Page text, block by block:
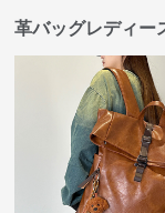
革バッグレディー